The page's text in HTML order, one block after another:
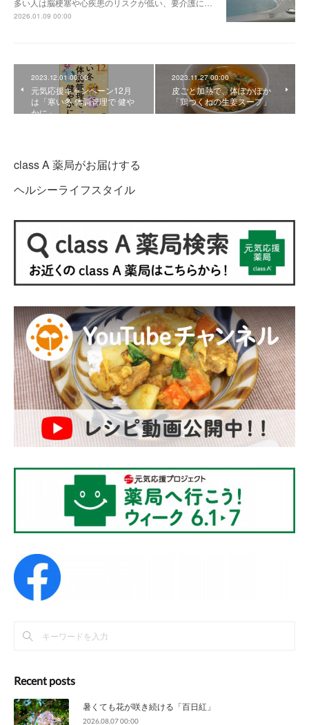
2026.01.09 00:00
2023.12.01 00:00
元気応援キャンペーン12月
は「寒い冬 体調管理で 健や
かに」
2023.11.27 00:00
皮ごと加熱で、体ぽかぽか
「鶏つくねの生姜スープ」
class A 薬局がお届けする
ヘルシーライフスタイル
Recent posts
暑くても花が咲き続ける「百日紅」
2026.08.07 00:00